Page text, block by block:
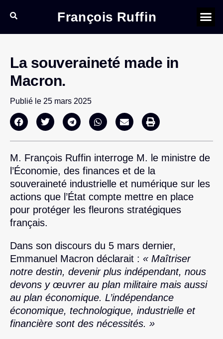
François Ruffin
La souveraineté made in
Macron.
Publié le 25 mars 2025
M. François Ruffin interroge M. le ministre de
l’Économie, des finances et de la
souveraineté industrielle et numérique sur les
actions que l’État compte mettre en place
pour protéger les fleurons stratégiques
français.
Dans son discours du 5 mars dernier,
Emmanuel Macron déclarait : « Maîtriser
notre destin, devenir plus indépendant, nous
devons y œuvrer au plan militaire mais aussi
au plan économique. L’indépendance
économique, technologique, industrielle et
financière sont des nécessités. »